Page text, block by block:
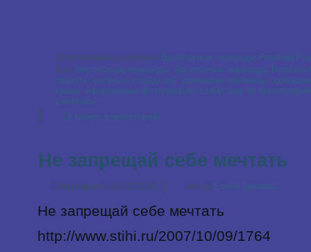
Опубликовано в рубрике Бесплатные переходы Proshow
Теги бесплатные переходы , бесплатные переходы Proshow
скачать, весёлые слайд-шоу, домашние любимцы ,
кошки, оформление фотографий, слайд шоу из фотографий
улыбнись
| Оставить комментарий
Не запрещай себе мечтать
Опубликовал 01.03.2015 | Автор Елена Гуляева
Не запрещай себе мечтать
http://www.stihi.ru/2007/10/09/1764